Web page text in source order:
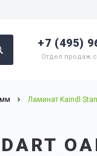
+7 (495)
Отдел продаж с
Ламинат Kaindl